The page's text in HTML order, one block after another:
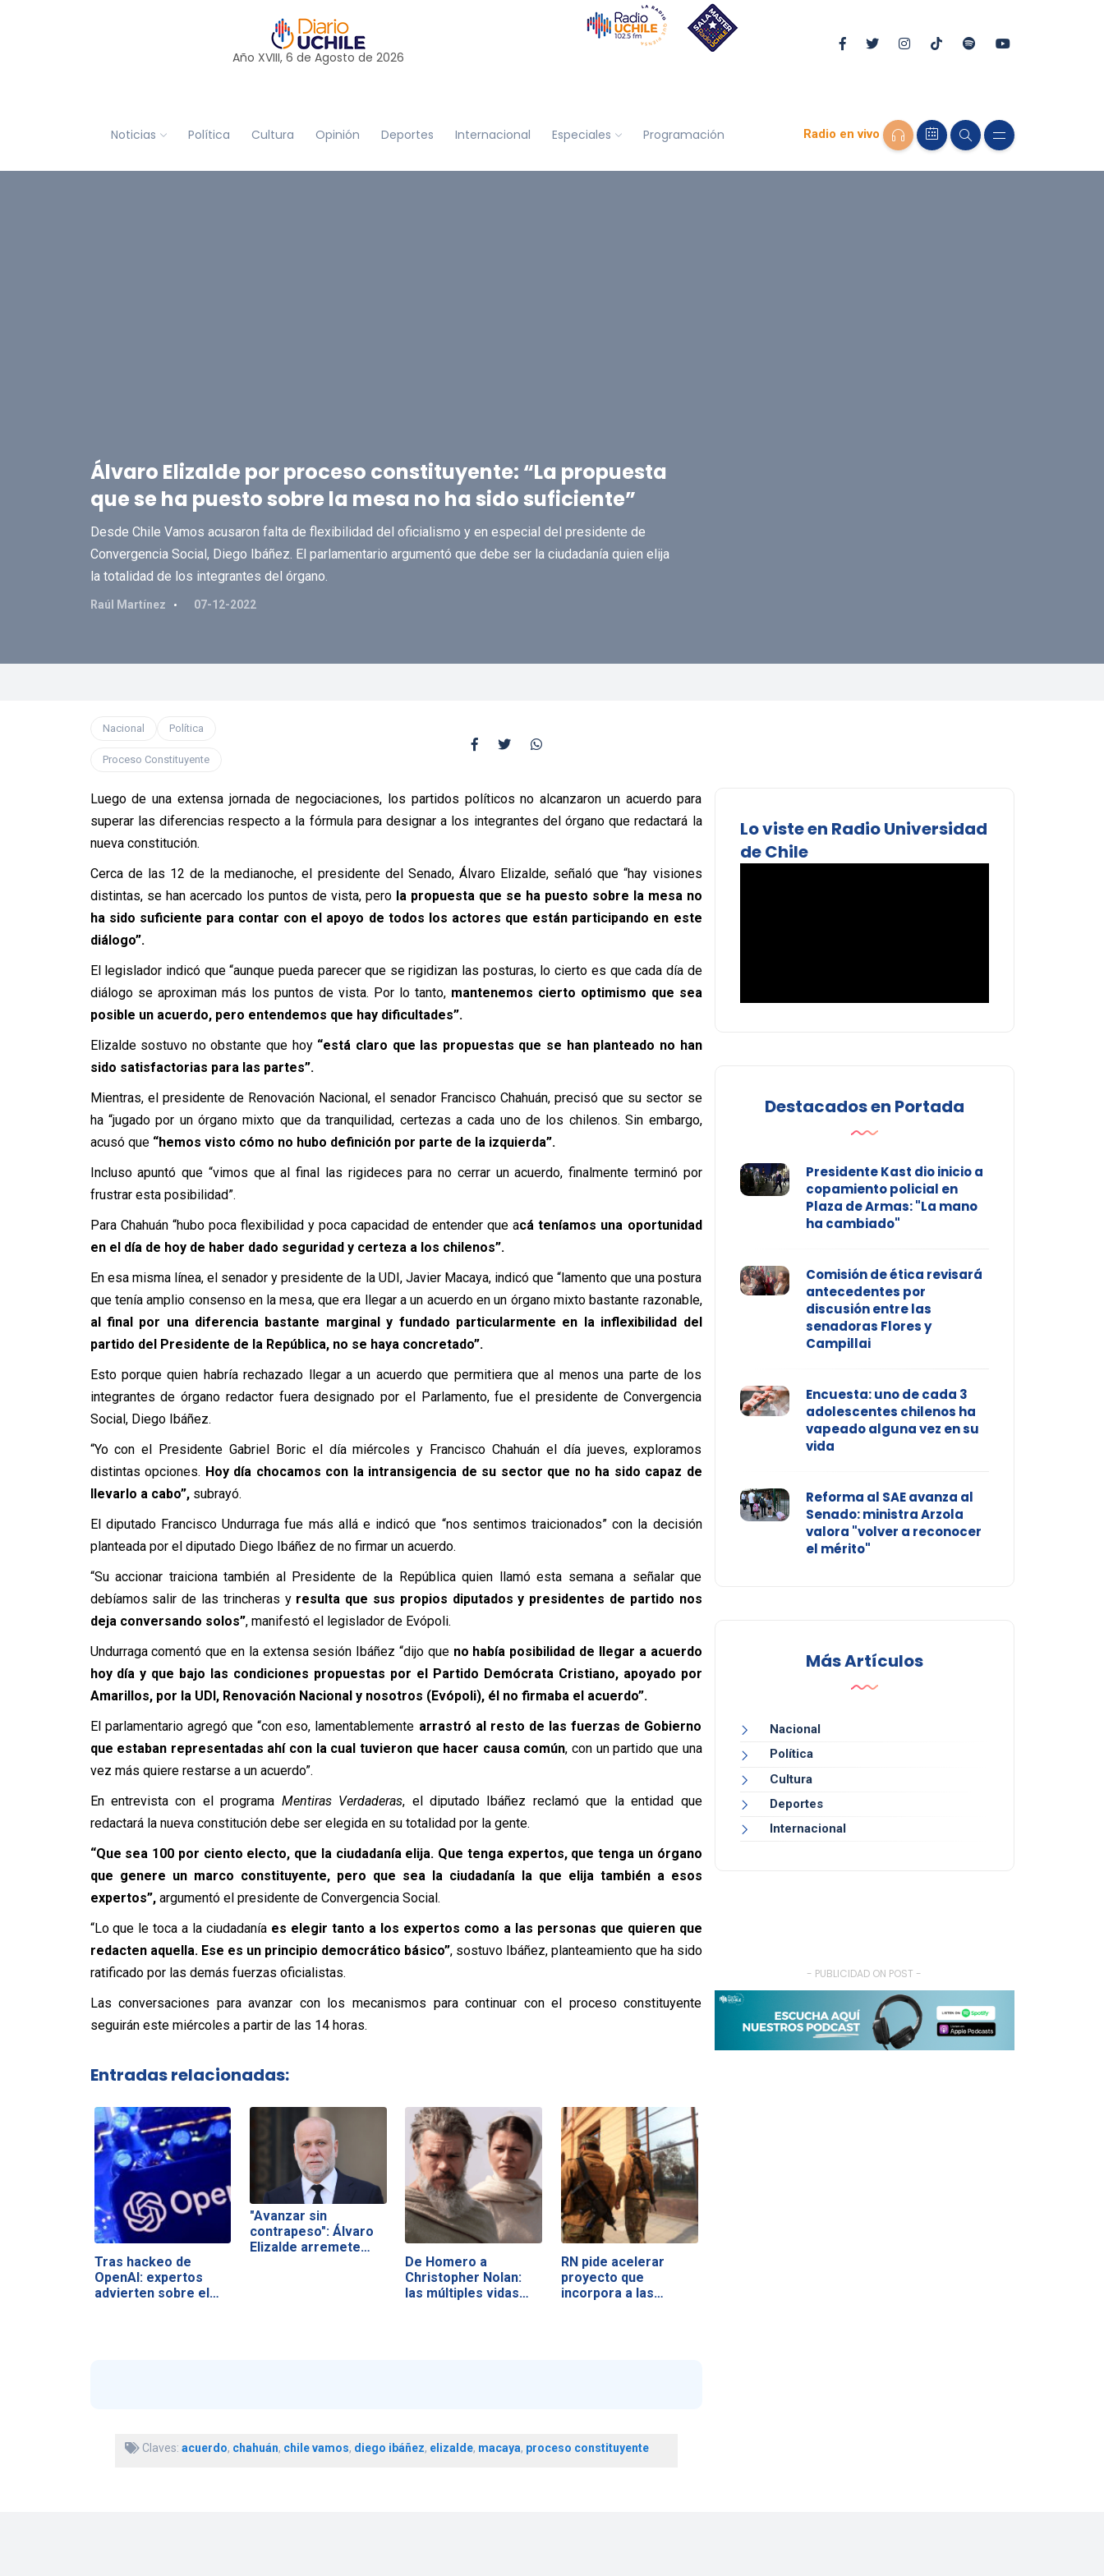
Año XVIII, 6 de Agosto de 2026
Noticias Política Cultura Opinión Deportes Internacional Especiales Programación Radio en vivo
Álvaro Elizalde por proceso constituyente: “La propuesta
que se ha puesto sobre la mesa no ha sido suficiente”
Desde Chile Vamos acusaron falta de flexibilidad del oficialismo y en especial del presidente de
Convergencia Social, Diego Ibáñez. El parlamentario argumentó que debe ser la ciudadanía quien elija
la totalidad de los integrantes del órgano.
Raúl Martínez 07-12-2022
Nacional Política
Proceso Constituyente
Luego de una extensa jornada de negociaciones, los partidos políticos no alcanzaron un acuerdo para
superar las diferencias respecto a la fórmula para designar a los integrantes del órgano que redactará la
nueva constitución.
Cerca de las 12 de la medianoche, el presidente del Senado, Álvaro Elizalde, señaló que “hay visiones
distintas, se han acercado los puntos de vista, pero la propuesta que se ha puesto sobre la mesa no
ha sido suficiente para contar con el apoyo de todos los actores que están participando en este
diálogo”.
El legislador indicó que “aunque pueda parecer que se rigidizan las posturas, lo cierto es que cada día de
diálogo se aproximan más los puntos de vista. Por lo tanto, mantenemos cierto optimismo que sea
posible un acuerdo, pero entendemos que hay dificultades”.
Elizalde sostuvo no obstante que hoy “está claro que las propuestas que se han planteado no han
sido satisfactorias para las partes”.
Mientras, el presidente de Renovación Nacional, el senador Francisco Chahuán, precisó que su sector se
ha “jugado por un órgano mixto que da tranquilidad, certezas a cada uno de los chilenos. Sin embargo,
acusó que “hemos visto cómo no hubo definición por parte de la izquierda”.
Incluso apuntó que “vimos que al final las rigideces para no cerrar un acuerdo, finalmente terminó por
frustrar esta posibilidad”.
Para Chahuán “hubo poca flexibilidad y poca capacidad de entender que acá teníamos una oportunidad
en el día de hoy de haber dado seguridad y certeza a los chilenos”.
En esa misma línea, el senador y presidente de la UDI, Javier Macaya, indicó que “lamento que una postura
que tenía amplio consenso en la mesa, que era llegar a un acuerdo en un órgano mixto bastante razonable,
al final por una diferencia bastante marginal y fundado particularmente en la inflexibilidad del
partido del Presidente de la República, no se haya concretado”.
Esto porque quien habría rechazado llegar a un acuerdo que permitiera que al menos una parte de los
integrantes de órgano redactor fuera designado por el Parlamento, fue el presidente de Convergencia
Social, Diego Ibáñez.
“Yo con el Presidente Gabriel Boric el día miércoles y Francisco Chahuán el día jueves, exploramos
distintas opciones. Hoy día chocamos con la intransigencia de su sector que no ha sido capaz de
llevarlo a cabo”, subrayó.
El diputado Francisco Undurraga fue más allá e indicó que “nos sentimos traicionados” con la decisión
planteada por el diputado Diego Ibáñez de no firmar un acuerdo.
“Su accionar traiciona también al Presidente de la República quien llamó esta semana a señalar que
debíamos salir de las trincheras y resulta que sus propios diputados y presidentes de partido nos
deja conversando solos”, manifestó el legislador de Evópoli.
Undurraga comentó que en la extensa sesión Ibáñez “dijo que no había posibilidad de llegar a acuerdo
hoy día y que bajo las condiciones propuestas por el Partido Demócrata Cristiano, apoyado por
Amarillos, por la UDI, Renovación Nacional y nosotros (Evópoli), él no firmaba el acuerdo”.
El parlamentario agregó que “con eso, lamentablemente arrastró al resto de las fuerzas de Gobierno
que estaban representadas ahí con la cual tuvieron que hacer causa común, con un partido que una
vez más quiere restarse a un acuerdo”.
En entrevista con el programa Mentiras Verdaderas, el diputado Ibáñez reclamó que la entidad que
redactará la nueva constitución debe ser elegida en su totalidad por la gente.
“Que sea 100 por ciento electo, que la ciudadanía elija. Que tenga expertos, que tenga un órgano
que genere un marco constituyente, pero que sea la ciudadanía la que elija también a esos
expertos”, argumentó el presidente de Convergencia Social.
“Lo que le toca a la ciudadanía es elegir tanto a los expertos como a las personas que quieren que
redacten aquella. Ese es un principio democrático básico”, sostuvo Ibáñez, planteamiento que ha sido
ratificado por las demás fuerzas oficialistas.
Las conversaciones para avanzar con los mecanismos para continuar con el proceso constituyente
seguirán este miércoles a partir de las 14 horas.
Entradas relacionadas:
Tras hackeo de
OpenAI: expertos
advierten sobre el…
"Avanzar sin
contrapeso": Álvaro
Elizalde arremete…
De Homero a
Christopher Nolan:
las múltiples vidas…
RN pide acelerar
proyecto que
incorpora a las…
Claves: acuerdo, chahuán, chile vamos, diego ibáñez, elizalde, macaya, proceso constituyente
Lo viste en Radio Universidad
de Chile
Destacados en Portada
Presidente Kast dio inicio a
copamiento policial en
Plaza de Armas: "La mano
ha cambiado"
Comisión de ética revisará
antecedentes por
discusión entre las
senadoras Flores y
Campillai
Encuesta: uno de cada 3
adolescentes chilenos ha
vapeado alguna vez en su
vida
Reforma al SAE avanza al
Senado: ministra Arzola
valora "volver a reconocer
el mérito"
Más Artículos
Nacional
Política
Cultura
Deportes
Internacional
- PUBLICIDAD ON POST -